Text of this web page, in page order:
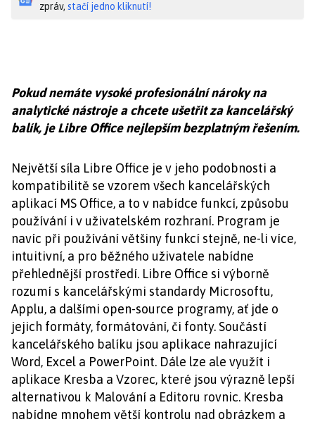
zpráv, stačí jedno kliknutí!
Pokud nemáte vysoké profesionální nároky na
analytické nástroje a chcete ušetřit za kancelářský
balík, je Libre Office nejlepším bezplatným řešením.
Největší síla Libre Office je v jeho podobnosti a
kompatibilitě se vzorem všech kancelářských
aplikací MS Office, a to v nabídce funkcí, způsobu
používání i v uživatelském rozhraní. Program je
navíc při používání většiny funkcí stejně, ne-li více,
intuitivní, a pro běžného uživatele nabídne
přehlednější prostředí. Libre Office si výborně
rozumí s kancelářskými standardy Microsoftu,
Applu, a dalšími open-source programy, ať jde o
jejich formáty, formátování, či fonty. Součástí
kancelářského balíku jsou aplikace nahrazující
Word, Excel a PowerPoint. Dále lze ale využít i
aplikace Kresba a Vzorec, které jsou výrazně lepší
alternativou k Malování a Editoru rovnic. Kresba
nabídne mnohem větší kontrolu nad obrázkem a